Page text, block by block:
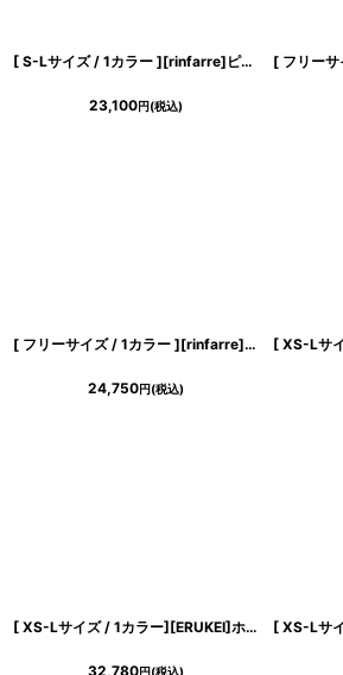
[ S-Lサイズ / 1カラー ][rinfarre]ピンクベージュ・ジャガード・胸元ファスナー・タイト・ミディアムドレス・ワンピース[薗田杏奈着用][送料無料]
23,100円(税込)
[ フリーサイズ / 1カラー ][rinfarre]花柄・ブラック・総レース・レイヤー ・ノースリーブ・ペンシルライン・ミディアムドレス・ワンピース[奈月セナ着用][送料無料]
24,750円(税込)
[ XS-Lサイズ / 1カラー][ERUKEI]ホワイトピンク・花柄・ワンショルダー・エレガント・Aライン・ノースリーブ・ロングドレス[奈月セナ着用][送料無料]
32,780円(税込)